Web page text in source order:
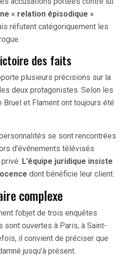
« relation épisodique »
réfutent catégoriquement les
des faits
plusieurs précisions sur la
deux protagonistes. Selon les
et Flament ont toujours été
se sont rencontrées
d’événements télévisés
L’équipe juridique insiste
dont bénéficie leur client.
complexe
l’objet de trois enquêtes
ouvertes à Paris, à Saint-
il convient de préciser que
jusqu’à présent.